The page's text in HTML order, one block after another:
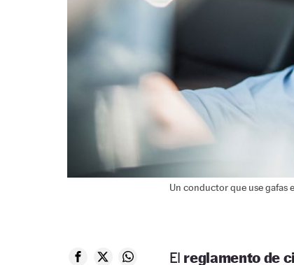
Un conductor que use gafas
El reglamento de